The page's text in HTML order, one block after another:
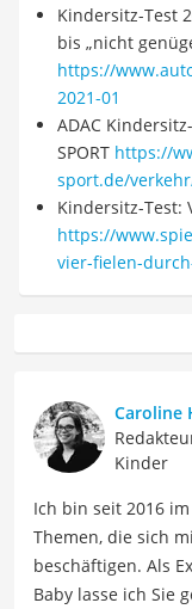
Kindersitz-Test
bis „nicht
https://
2021-01
ADAC
SPORT https://
sport.de/
Kindersitz-Test:
https://
vier-fielen-
Caroline
Kinder
Ich bin seit 2016
Themen, die sich
beschäftigen. Als
Baby lasse ich Sie